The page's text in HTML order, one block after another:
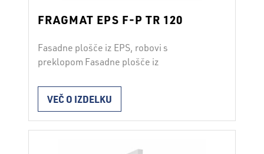
FRAGMAT EPS F-P TR 120
Fasadne plošče iz EPS, robovi s
preklopom Fasadne plošče iz
FRAGMAT EPS F-P TR 120 se uporabljajo
za toplotno izolacijo v fasadnih sistemih
ETICS v skladu z ETAG 004. Plošče
vgrajujemo s fasadnimi lepili ali dodatnim
mehanskim pritrjevanjem. Pri vgradnji
VEČ O IZDELKU